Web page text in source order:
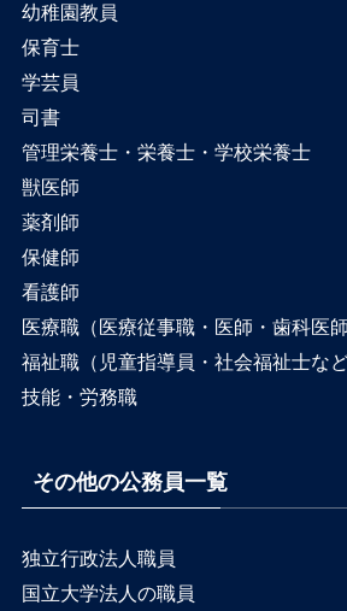
幼稚園教員
保育士
学芸員
司書
管理栄養士・栄養士・学校栄養士
獣医師
薬剤師
保健師
看護師
医療職（医療従事職・医師・歯科医師
福祉職（児童指導員・社会福祉士など
技能・労務職
その他の公務員一覧
独立行政法人職員
国立大学法人の職員